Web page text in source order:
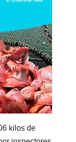
kilos de